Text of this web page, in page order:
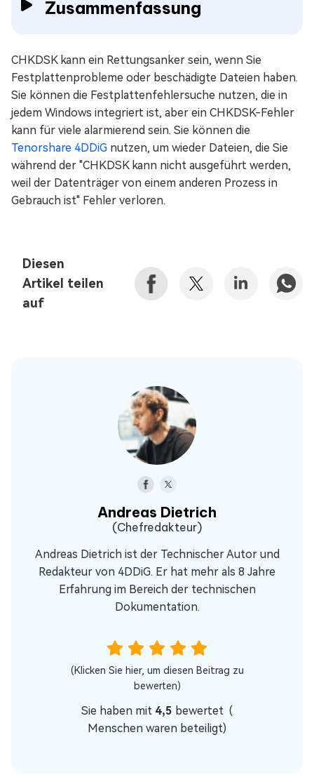
Zusammenfassung
CHKDSK kann ein Rettungsanker sein, wenn Sie
Festplattenprobleme oder beschädigte Dateien haben.
Sie können die Festplattenfehlersuche nutzen, die in
jedem Windows integriert ist, aber ein CHKDSK-Fehler
kann für viele alarmierend sein. Sie können die
Tenorshare 4DDiG nutzen, um wieder Dateien, die Sie
während der "CHKDSK kann nicht ausgeführt werden,
weil der Datenträger von einem anderen Prozess in
Gebrauch ist" Fehler verloren.
Diesen
Artikel teilen
auf
Andreas Dietrich
(Chefredakteur)
Andreas Dietrich ist der Technischer Autor und
Redakteur von 4DDiG. Er hat mehr als 8 Jahre
Erfahrung im Bereich der technischen
Dokumentation.
(Klicken Sie hier, um diesen Beitrag zu
bewerten)
Sie haben mit 4,5 bewertet (
Menschen waren beteiligt)